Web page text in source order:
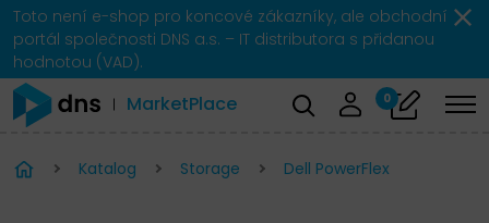
Toto není e-shop pro koncové zákazníky, ale obchodní
portál společnosti DNS a.s. – IT distributora s přidanou
hodnotou (VAD).
MarketPlace 0
Katalog Storage Dell PowerFlex